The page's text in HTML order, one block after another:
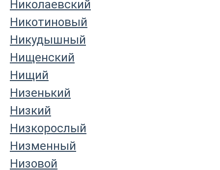
Николаевский
Никотиновый
Никудышный
Нищенский
Нищий
Низенький
Низкий
Низкорослый
Низменный
Низовой